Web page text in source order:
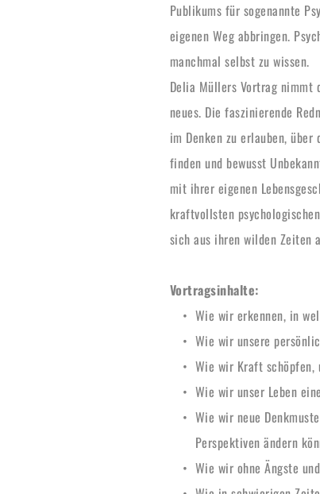
Publikums für sogenannte
eigenen Weg abbringen.
manchmal selbst zu wissen.
Delia Müllers Vortrag nimmt
neues. Die faszinierende
im Denken zu erlauben,
finden und bewusst
mit ihrer eigenen
kraftvollsten
sich aus ihren wilden Zeiten
Vortragsinhalte:
Wie wir erkennen, in
Wie wir unsere
Wie wir Kraft schöpfen,
Wie wir unser Leben
Wie wir neue
Perspektiven ändern
Wie wir ohne Ängste